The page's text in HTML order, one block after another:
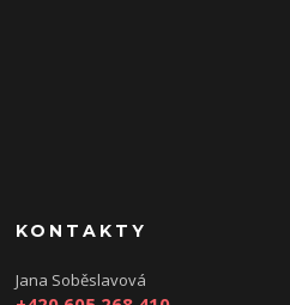
KONTAKTY
Jana Soběslavová